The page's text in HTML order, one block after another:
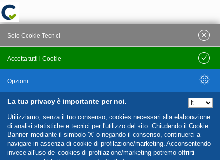
La tua privacy è importante per noi.
Utilizziamo, senza il tuo consenso, cookies necessari alla elaborazione
di analisi statistiche e tecnici per l'utilizzo del sito. Chiudendo il Cookie
Banner, mediante il simbolo 'X' o negando il consenso, continuerai a
navigare in assenza di cookie di profilazione/marketing. Acconsentendo
invece all'uso dei cookies di profilazione/marketing potremo offrirti
Accetta tutti i Cookie
Solo Cookie Tecnici
Salva
Opzioni
Nascondi Opzioni